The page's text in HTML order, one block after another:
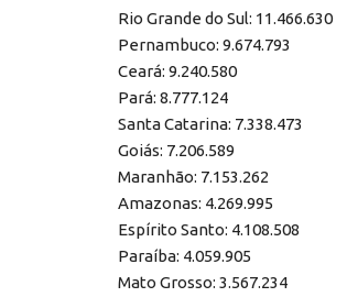
Rio Grande do Sul: 11.466.630
Pernambuco: 9.674.793
Ceará: 9.240.580
Pará: 8.777.124
Santa Catarina: 7.338.473
Goiás: 7.206.589
Maranhão: 7.153.262
Amazonas: 4.269.995
Espírito Santo: 4.108.508
Paraíba: 4.059.905
Mato Grosso: 3.567.234